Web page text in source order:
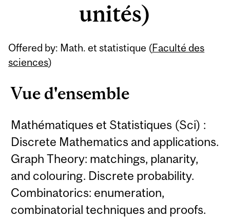
unités)
Offered by: Math. et statistique (Faculté des
sciences)
Vue d'ensemble
Mathématiques et Statistiques (Sci) :
Discrete Mathematics and applications.
Graph Theory: matchings, planarity,
and colouring. Discrete probability.
Combinatorics: enumeration,
combinatorial techniques and proofs.